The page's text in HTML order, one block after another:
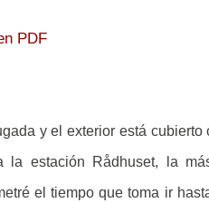
PDF
y el exterior está
la estación Rådhuset, la
el tiempo que toma ir